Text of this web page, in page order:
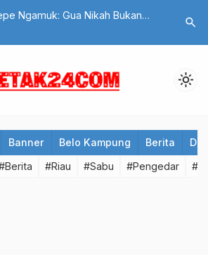
Gangguan Jaringan : PPDB SMPN
Jadwalnya!
search
light_mode
Banner Belo Kampung Berita
#Riau #Sabu #Pengedar